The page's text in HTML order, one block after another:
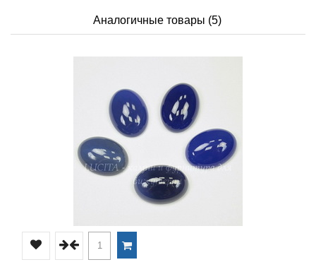
Аналогичные товары (5)